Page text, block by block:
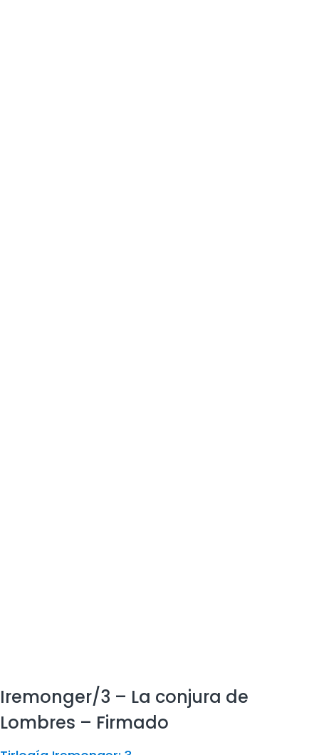
Iremonger/3 – La conjura de
Lombres – Firmado